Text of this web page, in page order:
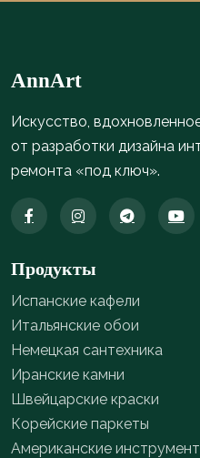
AnnArt
Искусство,
от разработки дизайна
ремонта «под ключ».
Продукты
Испанские кафели
Итальянские обои
Немецкая сантехника
Иранские камни
Швейцарские краски
Корейские паркеты
Американские